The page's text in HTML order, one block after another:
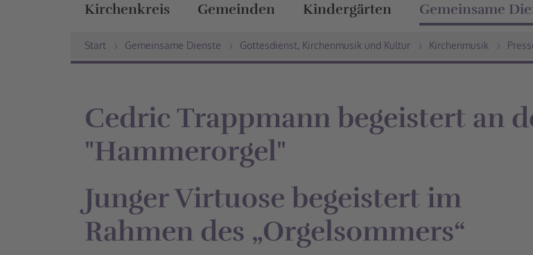
Kirchenkreis Gemeinden Kindergärten Gemeinsame
Start Gemeinsame Dienste Gottesdienst, Kirchenmusik und Kultur Kirchenmusik
Cedric Trappmann begeistert an
"Hammerorgel"
Junger Virtuose begeistert im
Rahmen des „Orgelsommers“